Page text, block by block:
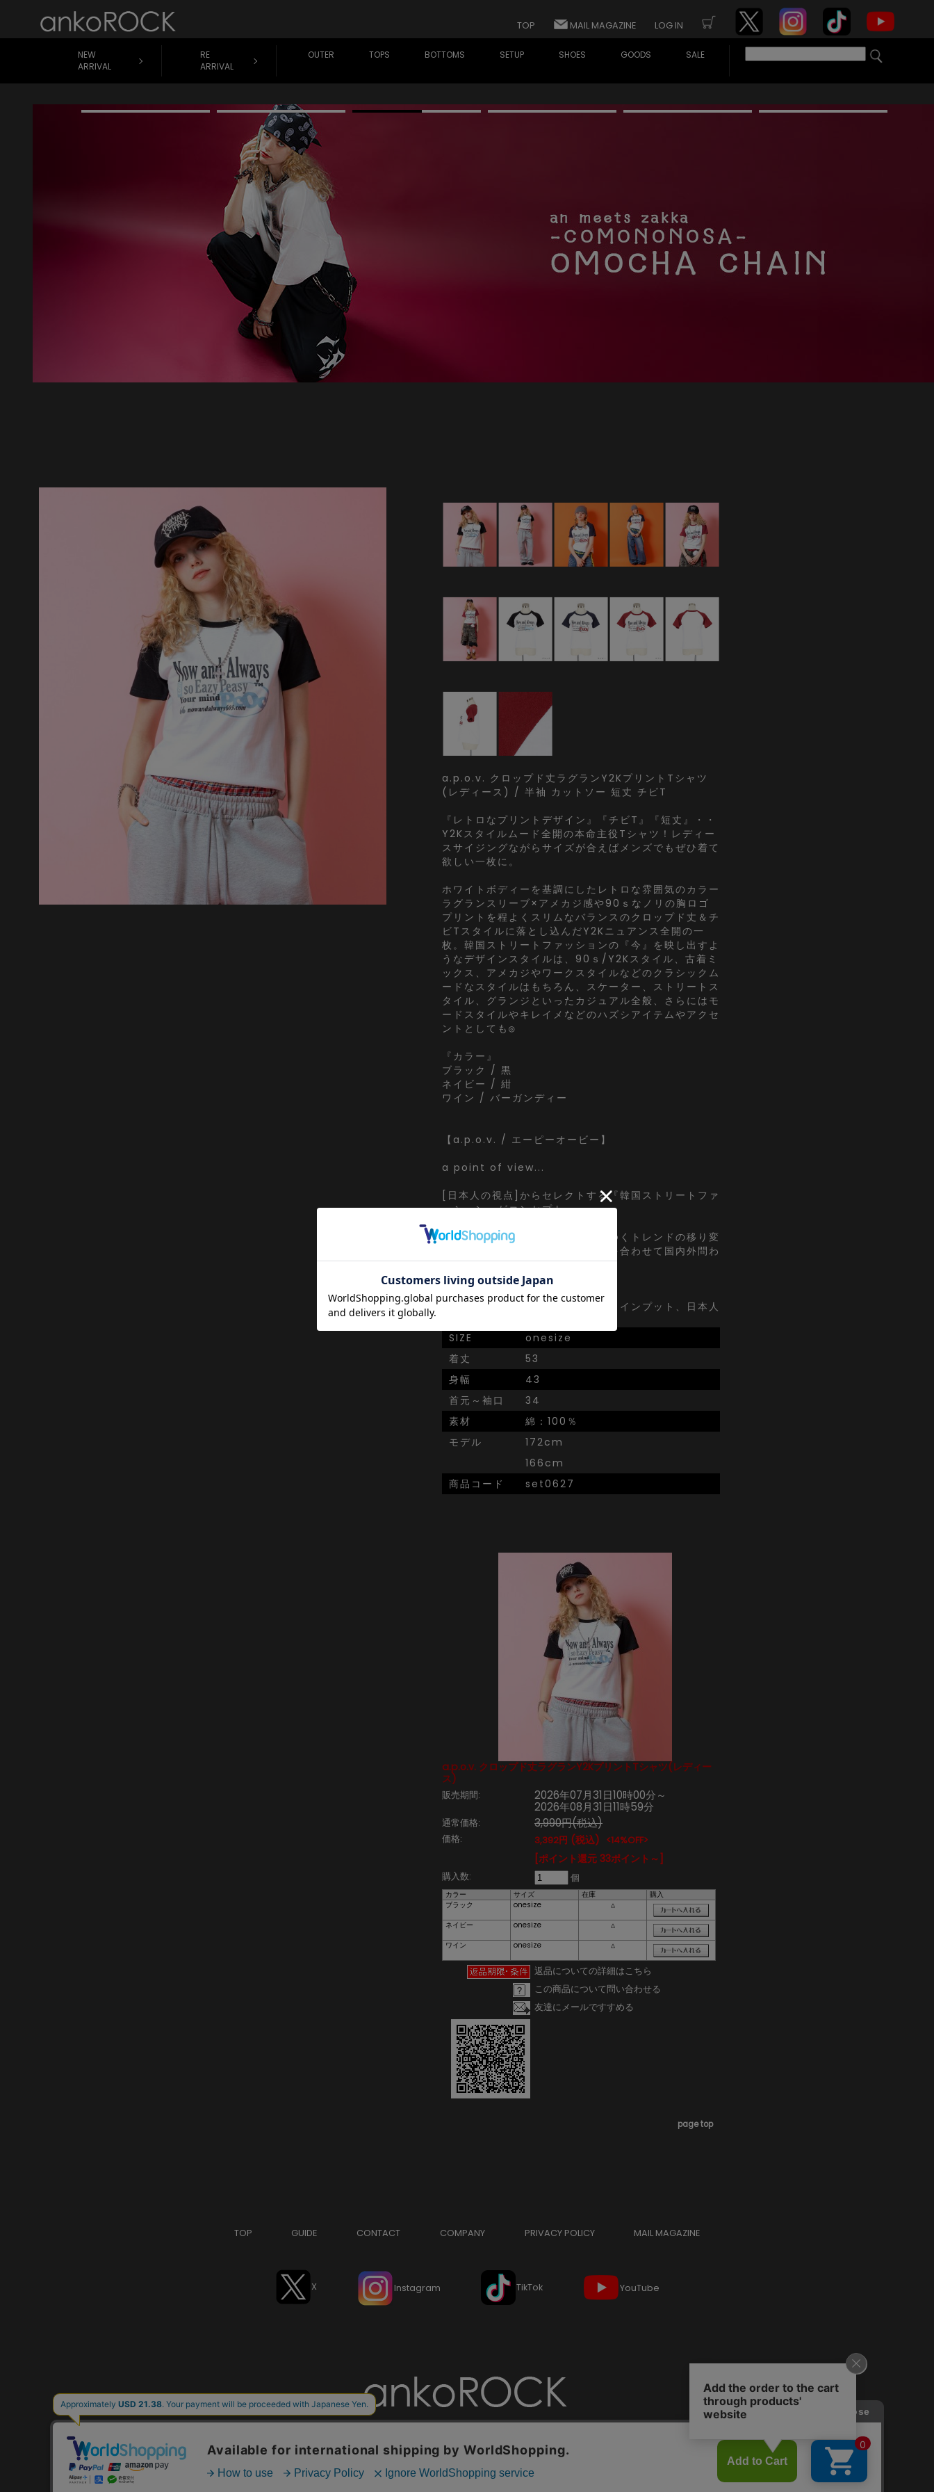
TOP MAIL MAGAZINE LOG IN
NEW
ARRIVAL
RE
ARRIVAL
OUTER TOPS BOTTOMS SETUP SHOES GOODS SALE
a.p.o.v. クロップド丈ラグランY2KプリントTシャツ
(レディース) / 半袖 カットソー 短丈 チビT
『レトロなプリントデザイン』『チビT』『短丈』・・
Y2Kスタイルムード全開の本命主役Tシャツ！レディー
スサイジングながらサイズが合えばメンズでもぜひ着て
欲しい一枚に。
ホワイトボディーを基調にしたレトロな雰囲気のカラー
ラグランスリーブ×アメカジ感や90ｓなノリの胸ロゴ
プリントを程よくスリムなバランスのクロップド丈＆チ
ビTスタイルに落とし込んだY2Kニュアンス全開の一
枚。韓国ストリートファッションの『今』を映し出すよ
うなデザインスタイルは、90ｓ/Y2Kスタイル、古着ミ
ックス、アメカジやワークスタイルなどのクラシックム
ードなスタイルはもちろん、スケーター、ストリートス
タイル、グランジといったカジュアル全般、さらにはモ
ードスタイルやキレイメなどのハズシアイテムやアクセ
ントとしても◎
『カラー』
ブラック / 黒
ネイビー / 紺
ワイン / バーガンディー
【a.p.o.v. / エーピーオービー】
a point of view...
[日本人の視点]からセレクトする『韓国ストリートファ
ッション』がコンセプト。
韓国ストリートで日々更新されてゆくトレンドの移り変
わりを眺めながらぼんやりと視点を合わせて国内外問わ
ずにセレクト。
ぼーっと韓国ストリートシーンからインプット、日本人
SIZE
onesize
着丈
53
身幅
43
首元～袖口
34
素材
綿：100％
モデル
172cm
166cm
商品コード
set0627
a.p.o.v. クロップド丈ラグランY2KプリントTシャツ(レディー
ス)
販売期間:
2026年07月31日10時00分～
2026年08月31日11時59分
通常価格: 3,990円(税込)
価格: 3,392円 (税込) <14%OFF>
[ポイント還元 33ポイント～]
購入数: 個
カラー サイズ 在庫
購入
ブラック
onesize
△
ネイビー
onesize
△
ワイン
onesize △
返品についての詳細はこちら
この商品について問い合わせる
友達にメールですすめる
page top
TOP GUIDE CONTACT COMPANY PRIVACY POLICY MAIL MAGAZINE
X Instagram TikTok YouTube